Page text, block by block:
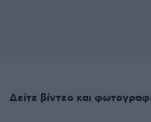
Δείτε βίντεο και